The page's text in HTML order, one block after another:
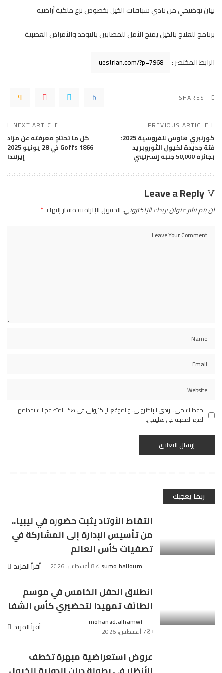
بيان توضيحي من نادي سباقات الخيل بخصوص نزع ملكية أراضيه
برنامج للعلاج بالخيل يمنح الأمل للمصابين بالتوحد والأمراض العصبية
الرابط المختصر :
SHARES
PREVIOUS ARTICLE
كورنبري هاوس للفروسية 2025:
فئة جديدة لخيول الثوروبريد
بجائزة 50,000 جنيه إسترليني
NEXT ARTICLE
كل ما تحتاج معرفته عن مزاد
Goffs 1866 في 28 يونيو 2025
إيرلندا
Leave a Reply
لن يتم نشر عنوان بريدك الإلكتروني. الحقول الإلزامية مشار إليها بـ*
احفظ اسمي، بريدي الإلكتروني، والموقع الإلكتروني في هذا المتصفح لاستخدامها
المرة المقبلة في تعليقي.
ربما يعجبك
التقاط الأوتاد يثبت حضوره في ليبيا..
من تأسيس الإدارة إلى المشاركة في
تصفيات كأس العالم
Posted
sumo halloum 8 أغسطس، 2026 أقرأ المزيد
انطلاق الحفل الخامس في موسم
الطائف تمهيدا لتحضيري كأس الشفا
Posted
by
mohanad.alhamwi
7 أغسطس، 2026
أقرأ المزيد
عروض استعراضية مبهرة تخطف